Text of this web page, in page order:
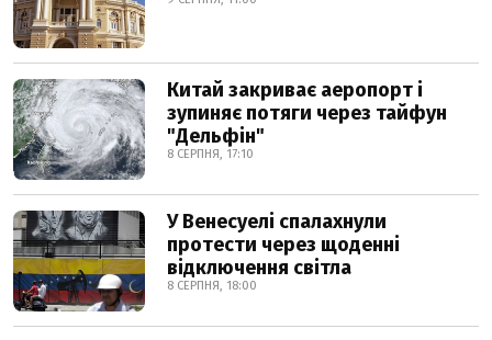
Китай закриває аеропорт і
зупиняє потяги через тайфун
"Дельфін"
8 СЕРПНЯ, 17:10
У Венесуелі спалахнули
протести через щоденні
відключення світла
8 СЕРПНЯ, 18:00